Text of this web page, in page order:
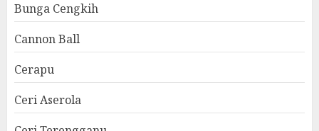
Bunga Cengkih
Cannon Ball
Cerapu
Ceri Aserola